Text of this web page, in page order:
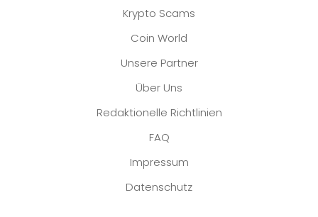
Krypto Scams
Coin World
Unsere Partner
Über Uns
Redaktionelle Richtlinien
FAQ
Impressum
Datenschutz